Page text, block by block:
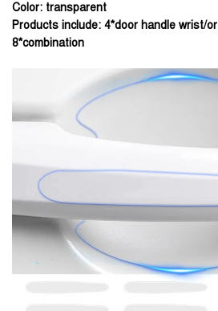
Color: transparent
Products include: 4*door handle wrist/
8*combination